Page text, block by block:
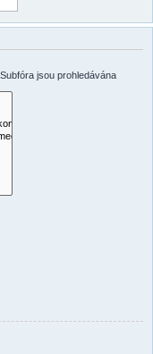
jsou prohledávána